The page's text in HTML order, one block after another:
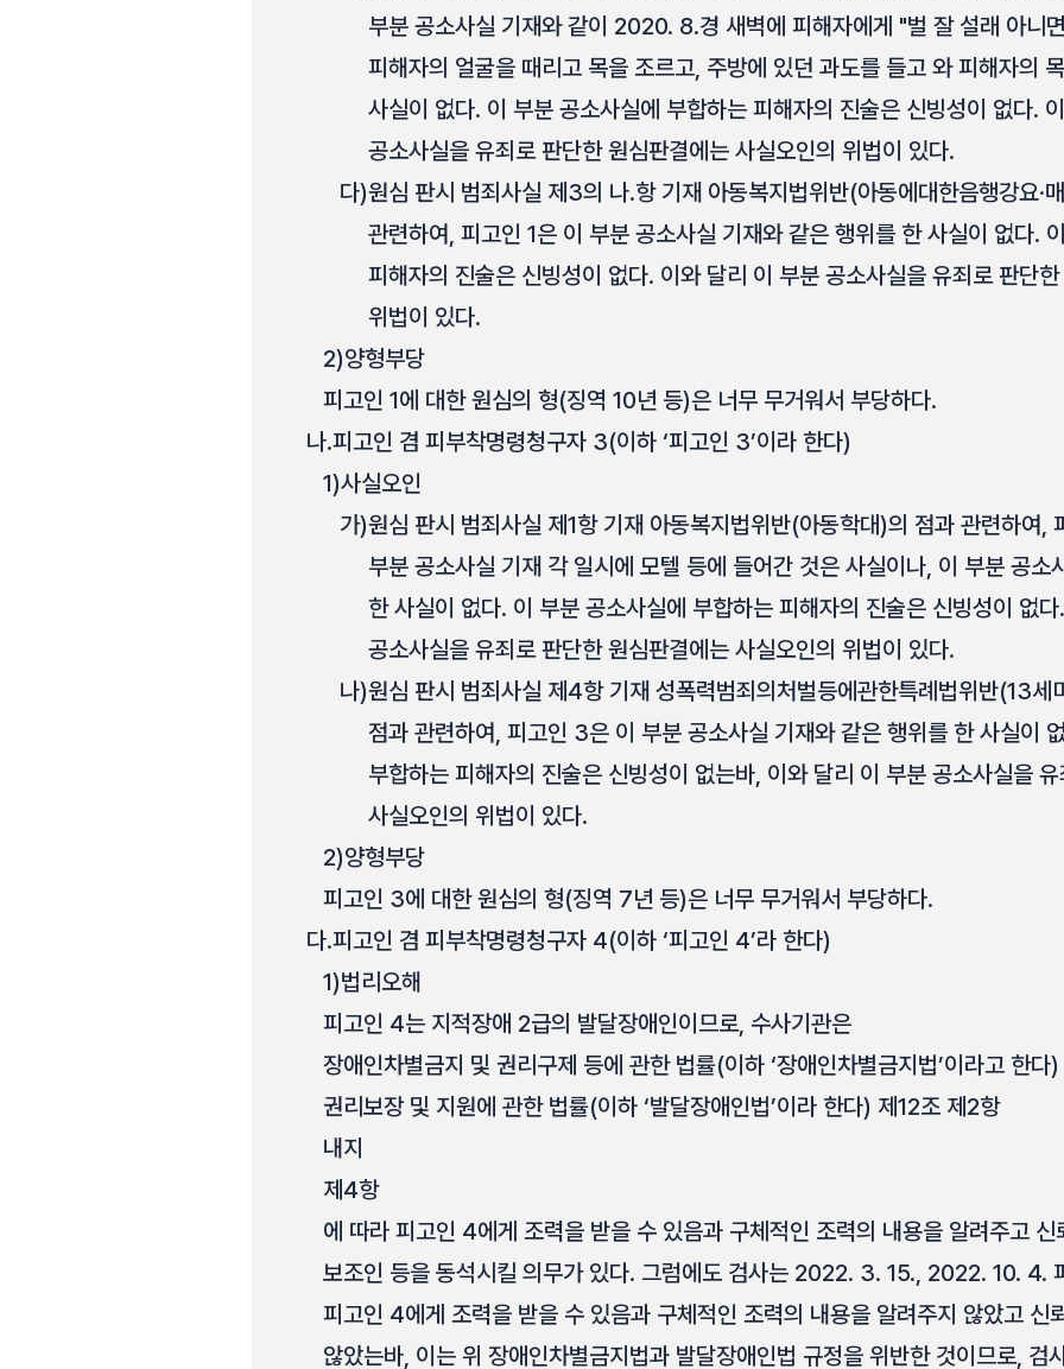
부분 공소사실 기재와 같이 2020. 8.경 새벽에 피해자에게 "벌 잘 설래 아니
피해자의 얼굴을 때리고 목을 조르고, 주방에 있던 과도를 들고 와 피해자의
사실이 없다. 이 부분 공소사실에 부합하는 피해자의 진술은 신빙성이 없다.
공소사실을 유죄로 판단한 원심판결에는 사실오인의 위법이 있다.
다)원심 판시 범죄사실 제3의 나.항 기재 아동복지법위반(아동에대한음행강요·
관련하여, 피고인 1은 이 부분 공소사실 기재와 같은 행위를 한 사실이 없다.
피해자의 진술은 신빙성이 없다. 이와 달리 이 부분 공소사실을 유죄로 판단
위법이 있다.
2)양형부당
피고인 1에 대한 원심의 형(징역 10년 등)은 너무 무거워서 부당하다.
나.피고인 겸 피부착명령청구자 3(이하 ‘피고인 3’이라 한다)
1)사실오인
가)원심 판시 범죄사실 제1항 기재 아동복지법위반(아동학대)의 점과 관련하여,
부분 공소사실 기재 각 일시에 모텔 등에 들어간 것은 사실이나, 이 부분 공소
한 사실이 없다. 이 부분 공소사실에 부합하는 피해자의 진술은 신빙성이 없
공소사실을 유죄로 판단한 원심판결에는 사실오인의 위법이 있다.
나)원심 판시 범죄사실 제4항 기재 성폭력범죄의처벌등에관한특례법위반(13세
점과 관련하여, 피고인 3은 이 부분 공소사실 기재와 같은 행위를 한 사실이
부합하는 피해자의 진술은 신빙성이 없는바, 이와 달리 이 부분 공소사실을
사실오인의 위법이 있다.
2)양형부당
피고인 3에 대한 원심의 형(징역 7년 등)은 너무 무거워서 부당하다.
다.피고인 겸 피부착명령청구자 4(이하 ‘피고인 4’라 한다)
1)법리오해
피고인 4는 지적장애 2급의 발달장애인이므로, 수사기관은
장애인차별금지 및 권리구제 등에 관한 법률(이하 ‘장애인차별금지법’이라고 한
권리보장 및 지원에 관한 법률(이하 ‘발달장애인법’이라 한다) 제12조 제2항
내지
제4항
에 따라 피고인 4에게 조력을 받을 수 있음과 구체적인 조력의 내용을 알려주고
보조인 등을 동석시킬 의무가 있다. 그럼에도 검사는 2022. 3. 15., 2022. 10. 4.
피고인 4에게 조력을 받을 수 있음과 구체적인 조력의 내용을 알려주지 않았고 신
않았는바, 이는 위 장애인차별금지법과 발달장애인법 규정을 위반한 것이므로, 검